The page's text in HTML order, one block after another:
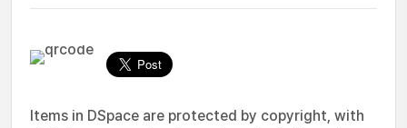
Items in DSpace are protected by copyright, with